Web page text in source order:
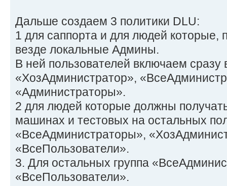
Дальше создаем 3 политики DLU:
1 для саппорта и для людей которые,
везде локальные Админы.
В ней пользователей включаем сразу
«ХозАдминистратор»,
«Администраторы».
2 для людей которые должны
машинах и тестовых на остальных
«ВсеАдминистраторы»,
«ВсеПользователи».
3. Для остальных группа
«ВсеПользователи».